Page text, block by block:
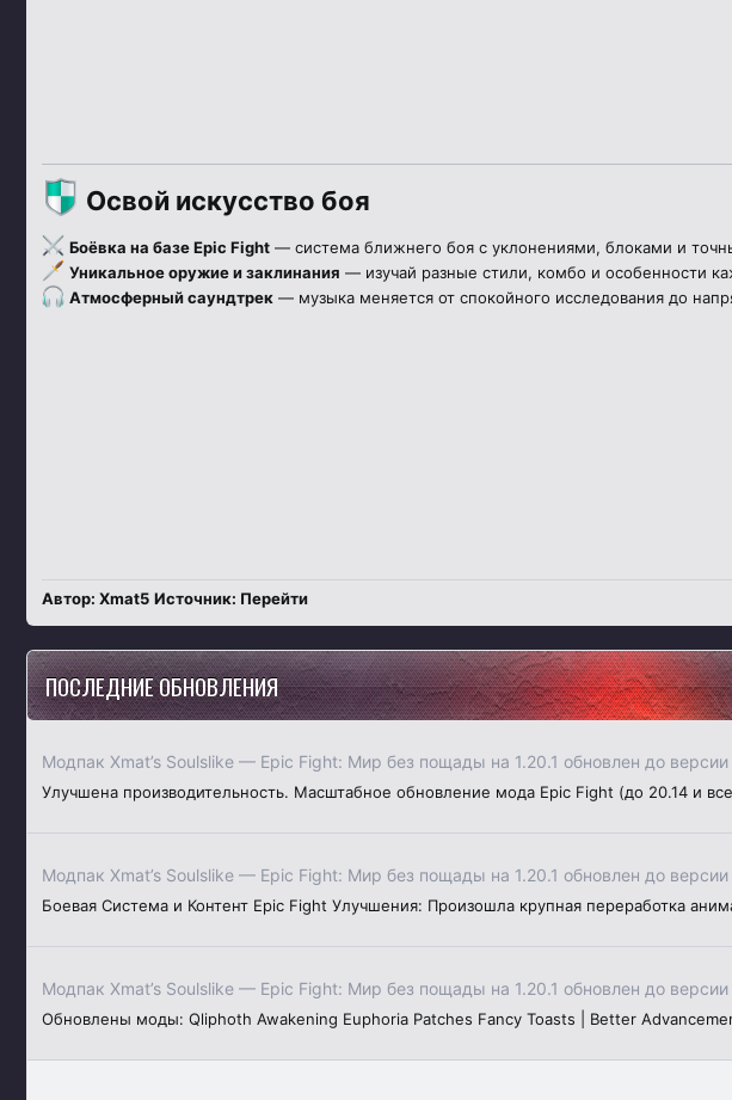
Освой искусство боя
Боёвка на базе Epic Fight — система ближнего боя с уклонениями, блоками и
Уникальное оружие и заклинания — изучай разные стили, комбо и особенности
Атмосферный саундтрек — музыка меняется от спокойного исследования до
Автор: Xmat5 Источник: Перейти
ПОСЛЕДНИЕ ОБНОВЛЕНИЯ
Модпак Xmat’s Soulslike — Epic Fight: Мир без пощады на 1.20.1 обновлен до версии
Улучшена производительность. Масштабное обновление мода Epic Fight (до 20.14 и
Модпак Xmat’s Soulslike — Epic Fight: Мир без пощады на 1.20.1 обновлен до версии
Боевая Система и Контент Epic Fight Улучшения: Произошла крупная переработка
Модпак Xmat’s Soulslike — Epic Fight: Мир без пощады на 1.20.1 обновлен до версии
Обновлены моды: Qliphoth Awakening Euphoria Patches Fancy Toasts | Better